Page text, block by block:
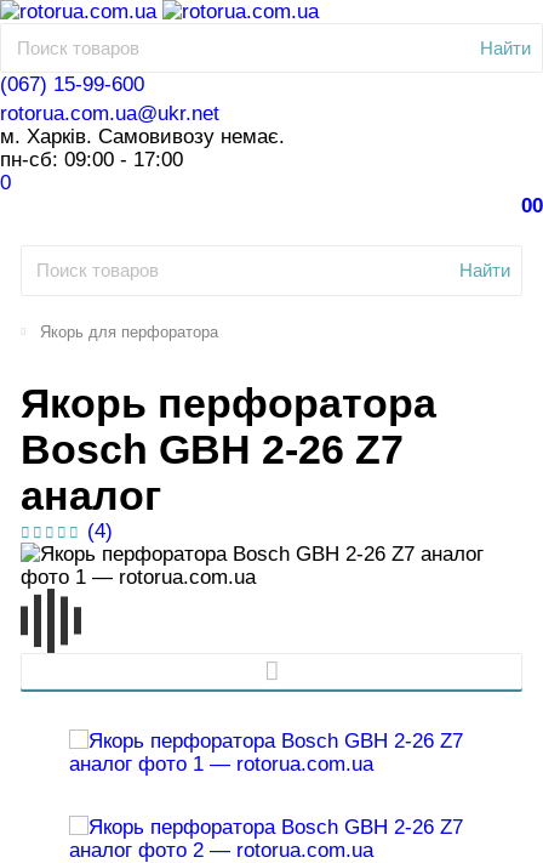
Найти
(067) 15-99-600
rotorua.com.ua@ukr.net
м. Харків. Самовивозу немає.
пн-сб: 09:00 - 17:00
0
00
Найти
Якорь для перфоратора
Якорь перфоратора
Bosch GBH 2-26 Z7
аналог
(4)